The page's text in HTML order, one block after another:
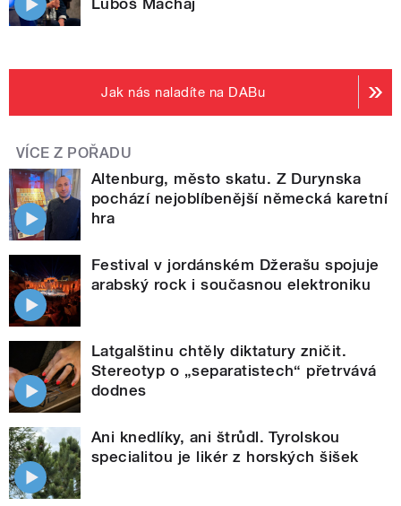
Jak nás naladíte na DABu
VÍCE Z POŘADU
Altenburg, město skatu. Z Durynska
pochází nejoblíbenější německá karetní
hra
Festival v jordánském Džerašu spojuje
arabský rock i současnou elektroniku
Latgalštinu chtěly diktatury zničit.
Stereotyp o „separatistech“ přetrvává
dodnes
Ani knedlíky, ani štrůdl. Tyrolskou
specialitou je likér z horských šišek